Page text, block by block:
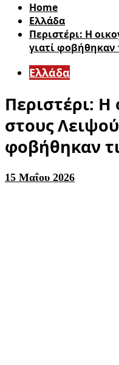
Home
Ελλάδα
Περιστέρι: Η
γιατί φοβήθηκαν
Ελλάδα
Περιστέρι: Η
στους
φοβήθηκαν
15 Μαΐου 2026